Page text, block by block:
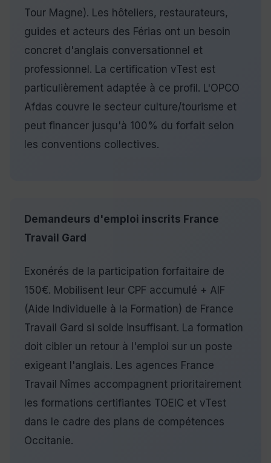
Tour Magne). Les hôteliers, restaurateurs,
guides et acteurs des Férias ont un besoin
concret d'anglais conversationnel et
professionnel. La certification vTest est
particulièrement adaptée à ce profil. L'OPCO
Afdas couvre le secteur culture/tourisme et
peut financer jusqu'à 100% du forfait selon
les conventions collectives.
Demandeurs d'emploi inscrits France
Travail Gard
Exonérés de la participation forfaitaire de
150€. Mobilisent leur CPF accumulé + AIF
(Aide Individuelle à la Formation) de France
Travail Gard si solde insuffisant. La formation
doit cibler un retour à l'emploi sur un poste
exigeant l'anglais. Les agences France
Travail Nîmes accompagnent prioritairement
les formations certifiantes TOEIC et vTest
dans le cadre des plans de compétences
Occitanie.